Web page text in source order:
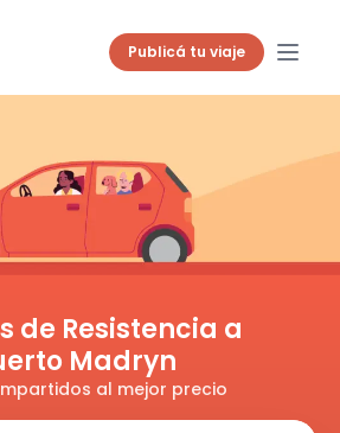
Publicá tu viaje
de Resistencia a
Madryn
al mejor precio